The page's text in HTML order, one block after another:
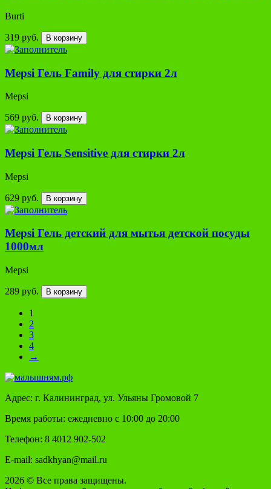
Burti
319 руб. В корзину
Mepsi Гель Family для стирки 2л
Mepsi
569 руб. В корзину
Mepsi Гель Sensitive для стирки 2л
Mepsi
629 руб. В корзину
Mepsi Гель детский для мытья детской посуды
1000мл
Mepsi
289 руб. В корзину
1
2
3
4
→
Адрес: г. Калининград, ул. Ульяны Громовой 7
Время работы: ежедневно с 10:00 до 20:00
Телефон: 8 4012 902-502
E-mail: sadkhyan@mail.ru
2026 © Все права защищены.